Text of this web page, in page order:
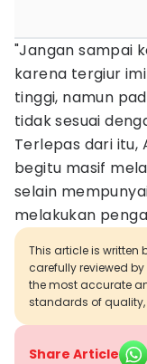
"Jangan sampai
karena tergiur
tinggi, namun
tidak sesuai
Terlepas dari itu,
begitu masif
selain
melakukan
This article is written
carefully reviewed
the most accurate
standards of quality,
Share Article